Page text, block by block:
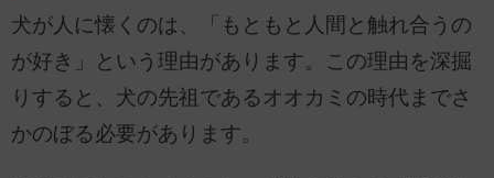
犬が人に懐くのは、「もともと人間と触れ合うの
が好き」という理由があります。この理由を深掘
りすると、犬の先祖であるオオカミの時代までさ
かのぼる必要があります。